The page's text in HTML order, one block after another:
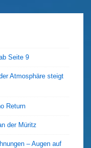
Seite 9
Atmosphäre steigt
Return
der Müritz
– Augen auf